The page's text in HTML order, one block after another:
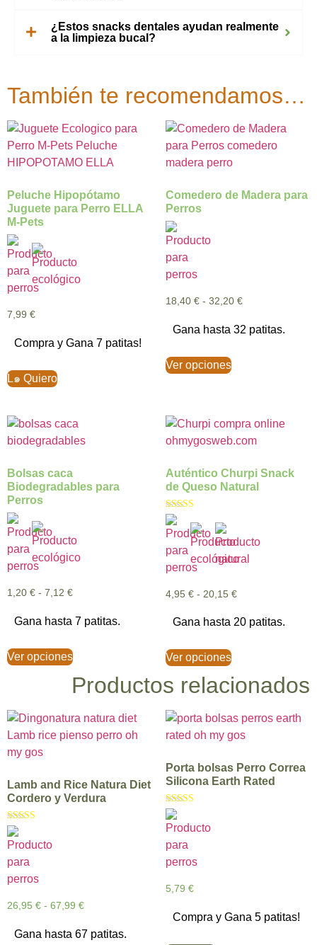
¿Estos snacks dentales ayudan realmente
a la limpieza bucal?
También te recomendamos…
Peluche Hipopótamo
Juguete para Perro ELLA
M-Pets
7,99 €
Compra y Gana 7 patitas!
L๑ Quiero
Comedero de Madera para
Perros
18,40 € - 32,20 €
Gana hasta 32 patitas.
Ver opciones
Bolsas caca
Biodegradables para
Perros
1,20 € - 7,12 €
Gana hasta 7 patitas.
Ver opciones
Auténtico Churpi Snack
de Queso Natural
Valorado con
5.00
de 5
4,95 € - 20,15 €
Gana hasta 20 patitas.
Ver opciones
Productos relacionados
Lamb and Rice Natura Diet
Cordero y Verdura
Valorado con
5.00
de 5
26,95 € - 67,99 €
Gana hasta 67 patitas.
Porta bolsas Perro Correa
Silicona Earth Rated
Valorado con
5.00
de 5
5,79 €
Compra y Gana 5 patitas!